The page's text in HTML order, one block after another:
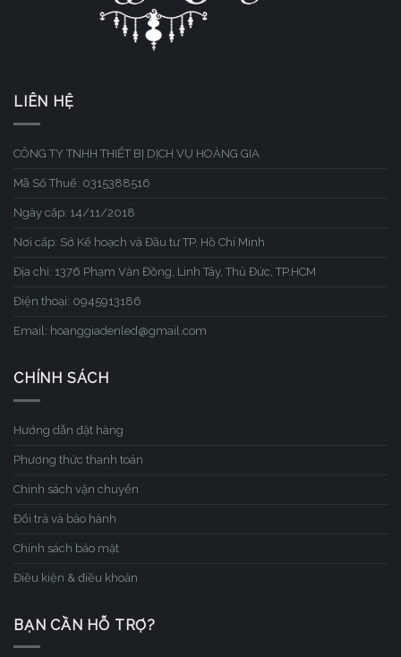
LIÊN HỆ
CÔNG TY TNHH THIẾT BỊ DỊCH VỤ HOÀNG GIA
Mã Số Thuế: 0315388516
Ngày cấp: 14/11/2018
Nơi cấp: Sở Kế hoạch và Đầu tư TP. Hồ Chí Minh
Địa chỉ: 1376 Phạm Văn Đồng, Linh Tây, Thủ Đức, TP.HCM
Điện thoại: 0945913186
Email: hoanggiadenled@gmail.com
CHÍNH SÁCH
Hướng dẫn đặt hàng
Phương thức thanh toán
Chính sách vận chuyển
Đổi trả và bảo hành
Chính sách bảo mật
Điều kiện & điều khoản
BẠN CẦN HỖ TRỢ?